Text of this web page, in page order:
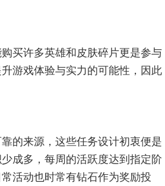
买许多英雄和皮肤碎片更是参与
游戏体验与实力的可能性，因此
的来源，这些任务设计初衷便是
成多，每周的活跃度达到指定阶
活动也时常有钻石作为奖励投